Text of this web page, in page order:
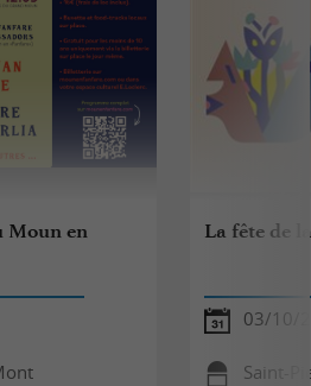
Moun en
La fête de
03/10/
Saint-